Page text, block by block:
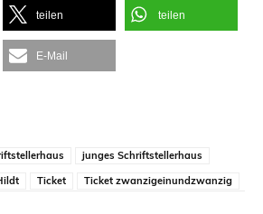
teilen teilen
E-Mail
junges Schriftstellerhaus
Ticket Ticket zwanzigeinundzwanzig